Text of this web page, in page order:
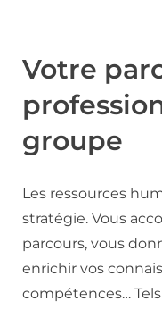
Votre
groupe
Les ressources
stratégie. Vous
parcours, vous
enrichir vos
compétences…